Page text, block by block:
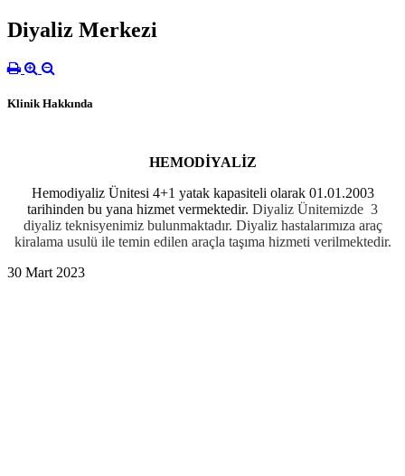
Diyaliz Merkezi
Klinik Hakkında
HEMODİYALİZ
Hemodiyaliz Ünitesi 4+1 yatak kapasiteli olarak 01.01.2003
tarihinden bu yana hizmet vermektedir. Diyaliz Ünitemizde 3
diyaliz teknisyenimiz bulunmaktadır. Diyaliz hastalarımıza araç
kiralama usulü ile temin edilen araçla taşıma hizmeti verilmektedir.
30 Mart 2023